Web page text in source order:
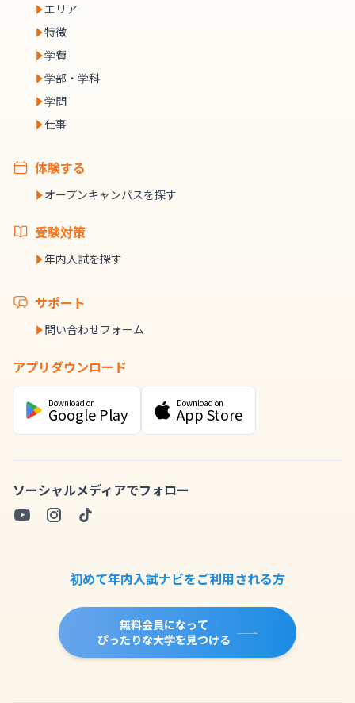
エリア
特徴
学費
学部・学科
学問
仕事
体験する
オープンキャンパスを探す
受験対策
年内入試を探す
サポート
問い合わせフォーム
アプリダウンロード
Download on
Google Play
Download on
App Store
ソーシャルメディアでフォロー
初めて年内入試ナビをご利用される方
無料会員になって
ぴったりな大学を見つける